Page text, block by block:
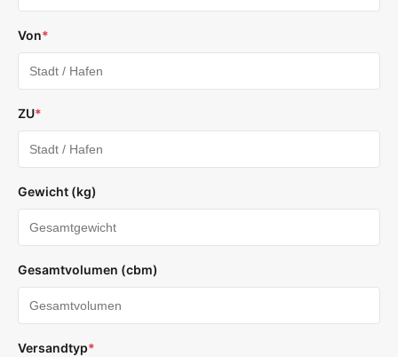
Von*
ZU*
Gewicht (kg)
Gesamtvolumen (cbm)
Versandtyp*